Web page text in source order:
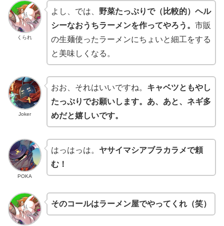
くられ
よし、では、 野菜たっぷりで（比較的）ヘル
シーなおうちラーメンを作ってやろう。 市販
の生麺使ったラーメンにちょいと細工をする
と美味しくなる。
Joker
おお、それはいいですね。 キャベツともやし
たっぷりでお願いします。あ、あと、ネギ多
めだと嬉しいです。
POKA
はっはっは。 ヤサイマシアブラカラメで頼
む！
そのコールはラーメン屋でやってくれ（笑）